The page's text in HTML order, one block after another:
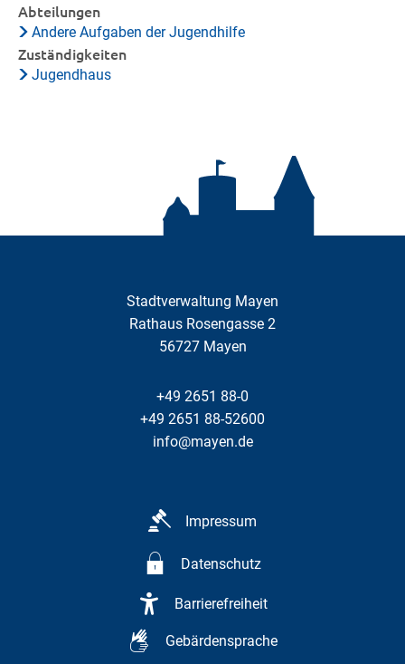
Abteilungen
Andere Aufgaben der Jugendhilfe
Zuständigkeiten
Jugendhaus
Stadtverwaltung Mayen
Rathaus Rosengasse 2
56727 Mayen
+49 2651 88-0
+49 2651 88-52600
info@mayen.de
Impressum
Datenschutz
Barrierefreiheit
Gebärdensprache